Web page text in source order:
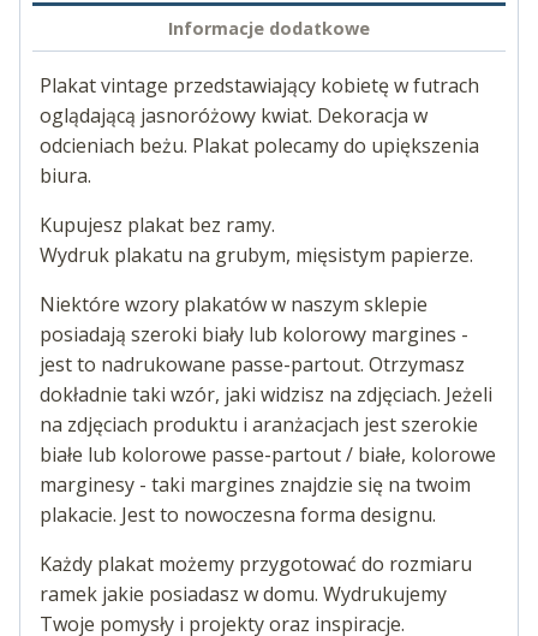
Informacje dodatkowe
Plakat vintage przedstawiający kobietę w futrach
oglądającą jasnoróżowy kwiat. Dekoracja w
odcieniach beżu. Plakat polecamy do upiększenia
biura.
Kupujesz plakat bez ramy.
Wydruk plakatu na grubym, mięsistym papierze.
Niektóre wzory plakatów w naszym sklepie
posiadają szeroki biały lub kolorowy margines -
jest to nadrukowane passe-partout. Otrzymasz
dokładnie taki wzór, jaki widzisz na zdjęciach. Jeżeli
na zdjęciach produktu i aranżacjach jest szerokie
białe lub kolorowe passe-partout / białe, kolorowe
marginesy - taki margines znajdzie się na twoim
plakacie. Jest to nowoczesna forma designu.
Każdy plakat możemy przygotować do rozmiaru
ramek jakie posiadasz w domu. Wydrukujemy
Twoje pomysły i projekty oraz inspiracje.